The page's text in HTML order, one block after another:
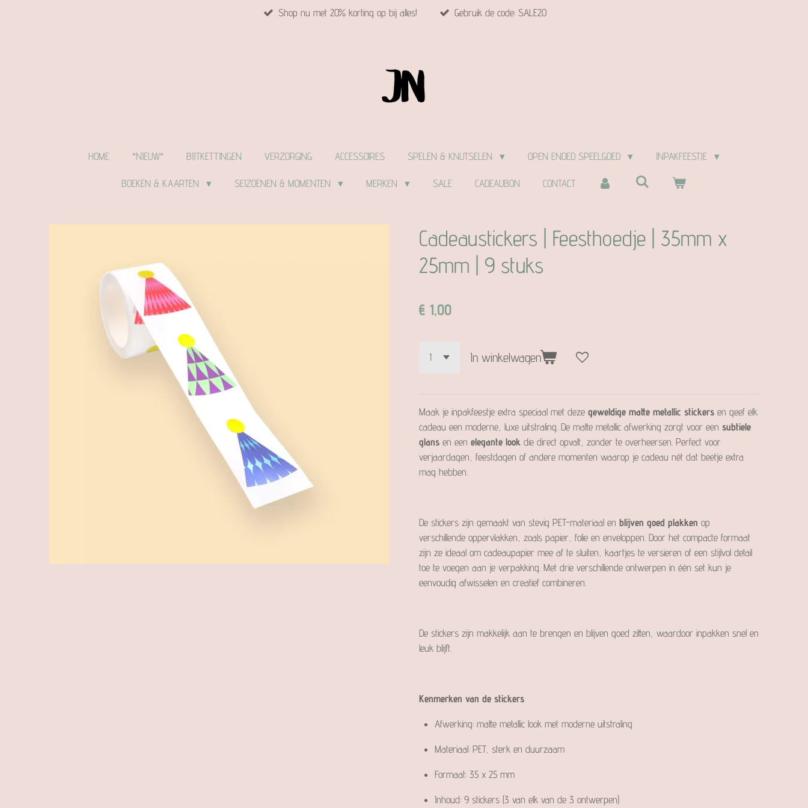
Shop nu met 20% korting op bij alles! Gebruik de code: SALE20
HOME *NIEUW* BIJTKETTINGEN VERZORGING ACCESSOIRES SPELEN & KNUTSELEN OPEN ENDED SPEELGOED INPAKFEESTJE
BOEKEN & KAARTEN SEIZOENEN & MOMENTEN MERKEN SALE CADEAUBON CONTACT
Cadeaustickers | Feesthoedje | 35mm x
25mm | 9 stuks
€ 1,00
In winkelwagen
Maak je inpakfeestje extra speciaal met deze geweldige matte metallic stickers en geef elk
cadeau een moderne, luxe uitstraling. De matte metallic afwerking zorgt voor een subtiele
glans en een elegante look die direct opvalt, zonder te overheersen. Perfect voor
verjaardagen, feestdagen of andere momenten waarop je cadeau nét dat beetje extra
mag hebben.
De stickers zijn gemaakt van stevig PET-materiaal en blijven goed plakken op
verschillende oppervlakken, zoals papier, folie en enveloppen. Door het compacte formaat
zijn ze ideaal om cadeaupapier mee af te sluiten, kaartjes te versieren of een stijlvol detail
toe te voegen aan je verpakking. Met drie verschillende ontwerpen in één set kun je
eenvoudig afwisselen en creatief combineren.
De stickers zijn makkelijk aan te brengen en blijven goed zitten, waardoor inpakken snel en
leuk blijft.
Kenmerken van de stickers
Afwerking: matte metallic look met moderne uitstraling
Materiaal: PET, sterk en duurzaam
Formaat: 35 x 25 mm
Inhoud: 9 stickers (3 van elk van de 3 ontwerpen)